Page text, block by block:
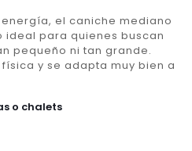
el caniche mediano
para quienes buscan
pequeño ni tan grande.
y se adapta muy bien a
o chalets